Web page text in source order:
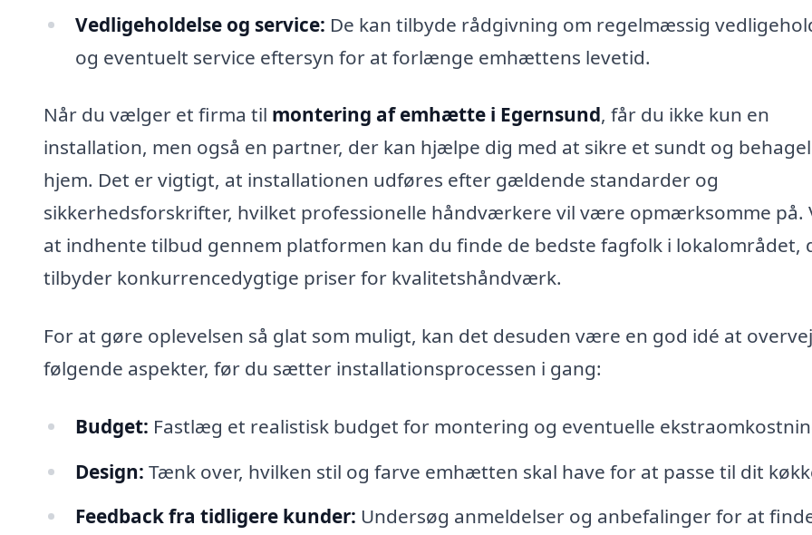
Vedligeholdelse og service: De kan tilbyde rådgivning om regelmæssig
og eventuelt service eftersyn for at forlænge emhættens levetid.
Når du vælger et firma til montering af emhætte i Egernsund, får du ikke kun en
installation, men også en partner, der kan hjælpe dig med at sikre et sundt og
hjem. Det er vigtigt, at installationen udføres efter gældende standarder og
sikkerhedsforskrifter, hvilket professionelle håndværkere vil være opmærksomme på.
at indhente tilbud gennem platformen kan du finde de bedste fagfolk i lokalområdet,
tilbyder konkurrencedygtige priser for kvalitetshåndværk.
For at gøre oplevelsen så glat som muligt, kan det desuden være en god idé at
følgende aspekter, før du sætter installationsprocessen i gang:
Budget: Fastlæg et realistisk budget for montering og eventuelle
Design: Tænk over, hvilken stil og farve emhætten skal have for at passe til dit
Feedback fra tidligere kunder: Undersøg anmeldelser og anbefalinger for at